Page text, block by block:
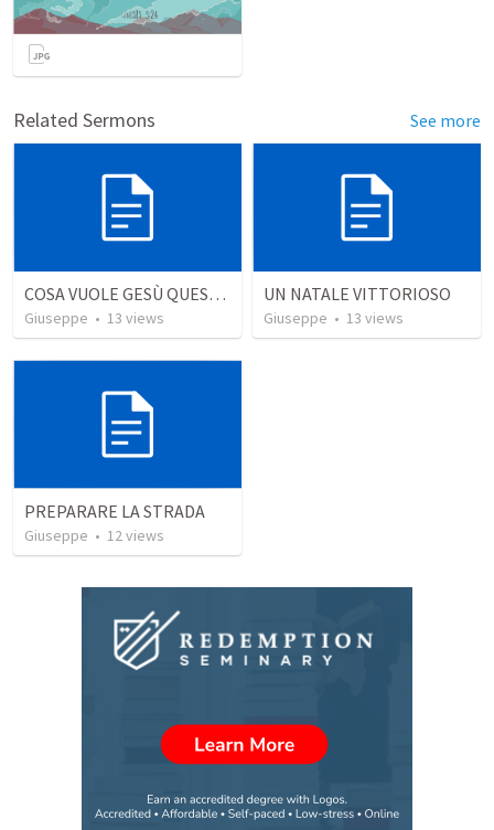
Related Sermons See more
COSA VUOLE GESÙ QUESTO NATALE?
Giuseppe • 13 views
UN NATALE VITTORIOSO
Giuseppe • 13 views
PREPARARE LA STRADA
Giuseppe • 12views